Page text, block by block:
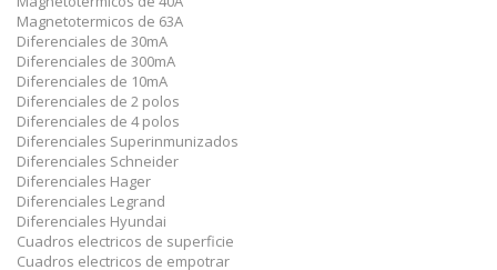
Magnetotermicos de 63A
Diferenciales de 30mA
Diferenciales de 300mA
Diferenciales de 10mA
Diferenciales de 2 polos
Diferenciales de 4 polos
Diferenciales Superinmunizados
Diferenciales Schneider
Diferenciales Hager
Diferenciales Legrand
Diferenciales Hyundai
Cuadros electricos de superficie
Cuadros electricos de empotrar